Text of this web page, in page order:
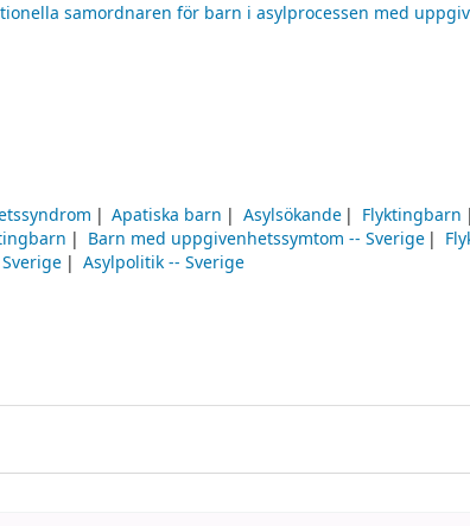
samordnaren för barn i asylprocessen med
Apatiska barn Asylsökande Flyktingbarn
Barn med uppgivenhetssymtom -- Sverige
Asylpolitik -- Sverige